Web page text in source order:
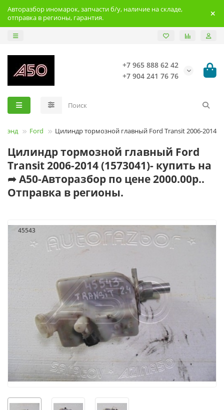
Авторазбор иномарок, запчасти б/у, наличие на складе,
отправка в регионы, гарантия.
+7 965 888 62 42
+7 904 241 76 76
Брэнд Ford Цилиндр тормозной главный Ford Transit 2006-2014
Цилиндр тормозной главный Ford
Transit 2006-2014 (1573041)- купить на
➦ А50-Авторазбор по цене 2000.00р..
Отправка в регионы.
45543